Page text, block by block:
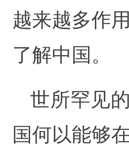
越来越多作
了解中国。
世所罕见
国何以能够